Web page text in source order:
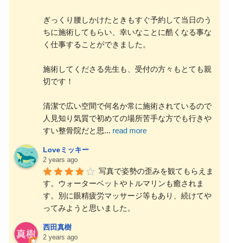
ぎっくり腰しかけたときもすぐ予約して当日のう
ちに施術してもらい、幸いなことに酷くなる事な
く仕事することができました。
施術してくださる先生も、受付の方々もとても親
切です！
清潔で広い空間で何名か常に施術されているので
人見知り気質で初めての場所苦手な方でも行きや
すい整骨院だと思... read more
Loveミッキー
2 years ago
写真で姿勢の歪みを観てもらえま
す。ウォーターベットやトルマリンも癒されま
す。別に眼精疲労マッサージ等もあり、続けてや
ってみようと思いました。
西田真樹
2 years ago